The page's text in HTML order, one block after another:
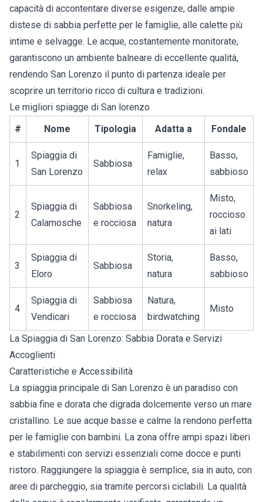
capacità di accontentare diverse esigenze, dalle ampie
distese di sabbia perfette per le famiglie, alle calette più
intime e selvagge. Le acque, costantemente monitorate,
garantiscono un ambiente balneare di eccellente qualità,
rendendo San Lorenzo il punto di partenza ideale per
scoprire un territorio ricco di cultura e tradizioni.
Le migliori spiagge di San lorenzo
#
Nome Tipologia Adatta a Fondale
1
Spiaggia di
San Lorenzo
Sabbiosa
Famiglie,
relax
Basso,
sabbioso
2
Spiaggia di
Calamosche
Sabbiosa
e rocciosa
Snorkeling,
natura
Misto,
roccioso
ai lati
3
Spiaggia di
Eloro
Sabbiosa
Storia,
natura
Basso,
sabbioso
4
Spiaggia di
Vendicari
Sabbiosa
e rocciosa
Natura,
birdwatching
Misto
La Spiaggia di San Lorenzo: Sabbia Dorata e Servizi
Accoglienti
Caratteristiche e Accessibilità
La spiaggia principale di San Lorenzo è un paradiso con
sabbia fine e dorata che digrada dolcemente verso un mare
cristallino. Le sue acque basse e calme la rendono perfetta
per le famiglie con bambini. La zona offre ampi spazi liberi
e stabilimenti con servizi essenziali come docce e punti
ristoro. Raggiungere la spiaggia è semplice, sia in auto, con
aree di parcheggio, sia tramite percorsi ciclabili. La qualità